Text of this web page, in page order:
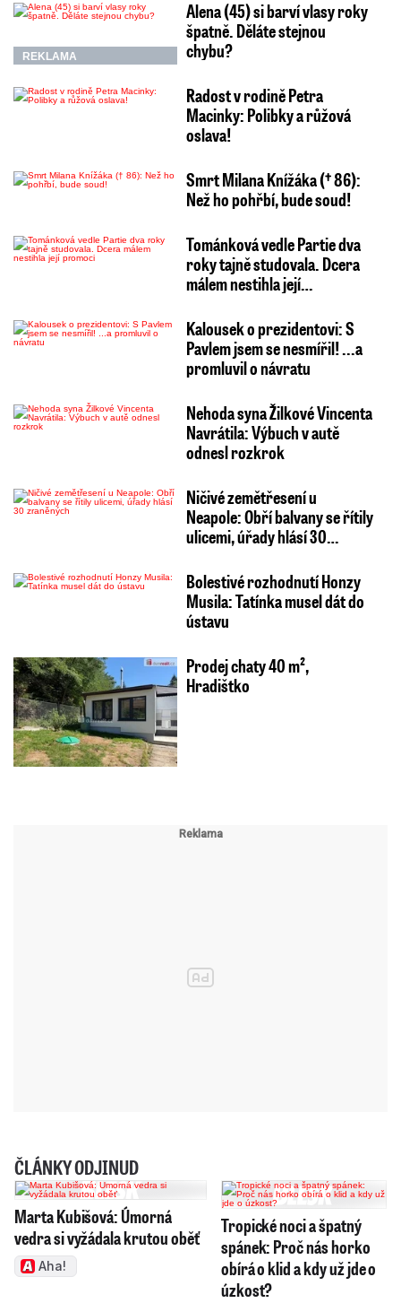
REKLAMA
Alena (45) si barví vlasy roky
špatně. Děláte stejnou
chybu?
Radost v rodině Petra
Macinky: Polibky a růžová
oslava!
Smrt Milana Knížáka († 86):
Než ho pohřbí, bude soud!
Tománková vedle Partie dva
roky tajně studovala. Dcera
málem nestihla její…
Kalousek o prezidentovi: S
Pavlem jsem se nesmířil! ...a
promluvil o návratu
Nehoda syna Žilkové Vincenta
Navrátila: Výbuch v autě
odnesl rozkrok
Ničivé zemětřesení u
Neapole: Obří balvany se řítily
ulicemi, úřady hlásí 30…
Bolestivé rozhodnutí Honzy
Musila: Tatínka musel dát do
ústavu
Prodej chaty 40 m²,
Hradištko
ČLÁNKY ODJINUD
Marta Kubišová: Úmorná
vedra si vyžádala krutou oběť
Aha!
Tropické noci a špatný
spánek: Proč nás horko
obírá o klid a kdy už jde o
úzkost?